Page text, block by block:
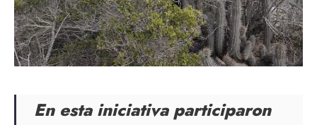
En esta iniciativa participaron